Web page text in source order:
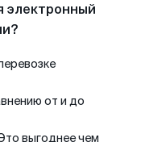
электронный
от и до
выгоднее чем